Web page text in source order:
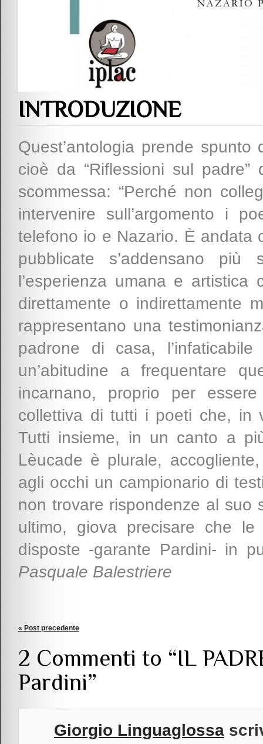
INTRODUZIONE
Quest’antologia prende
cioè da “Riflessioni sul
scommessa: “Perché non
intervenire sull’argomento i
telefono io e Nazario. È andata
pubblicate s’addensano più
l’esperienza umana e
direttamente o indirettamente
rappresentano una
padrone di casa,
un’abitudine a frequentare
incarnano, proprio per
collettiva di tutti i poeti che, in
Tutti insieme, in un canto a
Lèucade è plurale,
agli occhi un campionario di
non trovare rispondenze al suo
ultimo, giova precisare che
disposte -garante Pardini- in
Pasquale Balestriere
« Post precedente
2 Commenti to “IL
Pardini”
Giorgio Linguaglossa